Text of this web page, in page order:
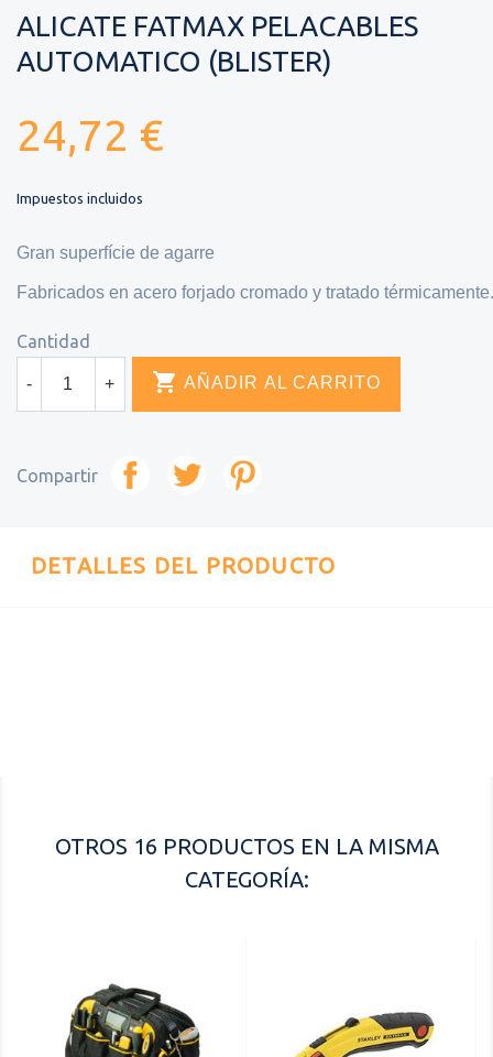
ALICATE FATMAX PELACABLES
AUTOMATICO (BLISTER)
24,72 €
Impuestos incluidos
Gran superfície de agarre
Fabricados en acero forjado cromado y tratado térmicamente.
Cantidad
- +  AÑADIR AL CARRITO
Compartir
DETALLES DEL PRODUCTO
OTROS 16 PRODUCTOS EN LA MISMA
CATEGORÍA: